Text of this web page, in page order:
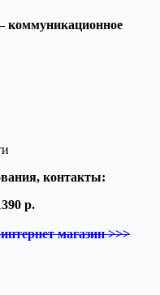
коммуникационное
контакты:
р.
магазин >>>